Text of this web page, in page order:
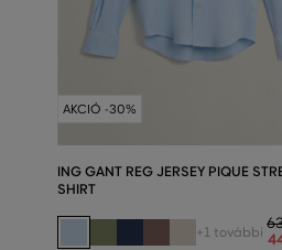
AKCIÓ -30%
ING GANT REG JERSEY PIQUE
SHIRT
+1 további